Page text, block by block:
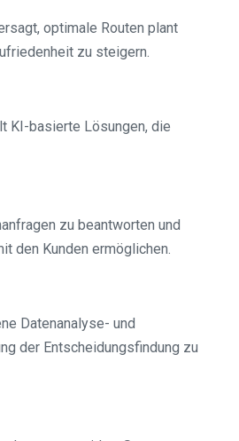
optimale Routen plant
zu steigern.
KI-basierte Lösungen, die
zu beantworten und
den Kunden ermöglichen.
Datenanalyse- und
der Entscheidungsfindung zu